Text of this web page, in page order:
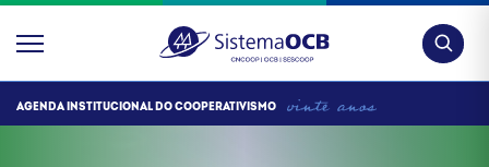
AGENDA INSTITUCIONAL DO COOPERATIVISMO